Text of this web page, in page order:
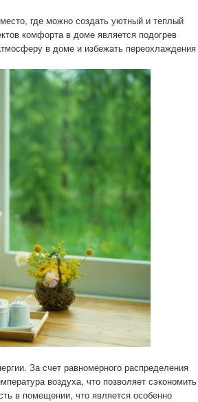
где можно создать уютный и теплый
комфорта в доме является подогрев
в доме и избежать переохлаждения
За счет равномерного распределения
воздуха, что позволяет сэкономить
в помещении, что является особенно